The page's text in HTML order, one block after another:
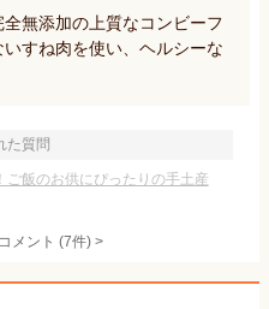
無添加の上質なコンビーフ
すね肉を使い、ヘルシーな
た質問
ご飯のお供にぴったりの手土産
メント (7件) >